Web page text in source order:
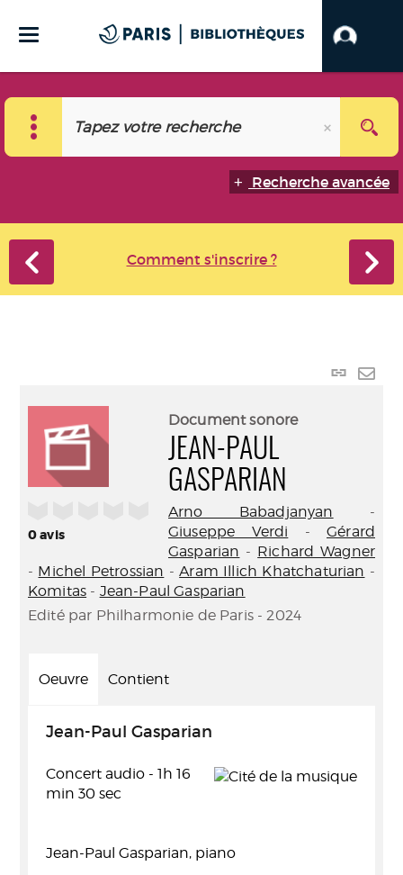
Recherche avancée
Comment s'inscrire ?
Lien
0avis
Document sonore
JEAN-PAUL
GASPARIAN
Arno Babadjanyan -
Giuseppe Verdi -Gérard
Gasparian - Richard Wagner
- Michel Petrossian -Aram Illich Khatchaturian -
Komitas - Jean-Paul Gasparian
Edité par Philharmonie de Paris - 2024
Oeuvre Contient
Jean-Paul Gasparian
Concert audio - 1h 16
min 30 sec
Jean-Paul Gasparian, piano